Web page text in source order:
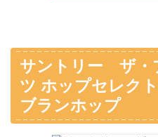
サントリー ザ・
ツ ホップセレク
ブランホップ